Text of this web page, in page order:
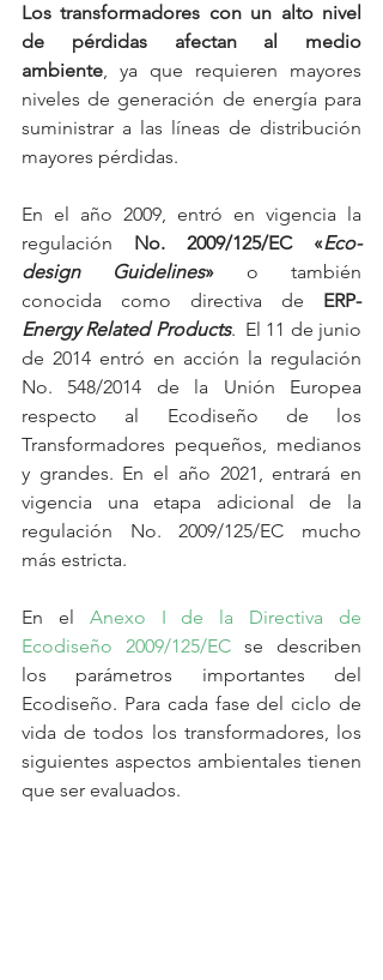
Los transformadores con un alto nivel
de pérdidas afectan al medio
ambiente, ya que requieren mayores
niveles de generación de energía para
suministrar a las líneas de distribución
mayores pérdidas.
En el año 2009, entró en vigencia la
regulación No. 2009/125/EC «Eco-
design Guidelines» o también
conocida como directiva de ERP-
Energy Related Products.  El 11 de junio
de 2014 entró en acción la regulación
No. 548/2014 de la Unión Europea
respecto al Ecodiseño de los
Transformadores pequeños, medianos
y grandes. En el año 2021, entrará en
vigencia una etapa adicional de la
regulación No. 2009/125/EC mucho
más estricta.
En el Anexo I de la Directiva de
Ecodiseño 2009/125/EC se describen
los parámetros importantes del
Ecodiseño. Para cada fase del ciclo de
vida de todos los transformadores, los
siguientes aspectos ambientales tienen
que ser evaluados.